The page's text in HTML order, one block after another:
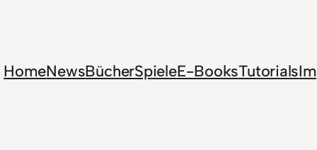
HomeNewsBücherSpieleE-BooksTutorials